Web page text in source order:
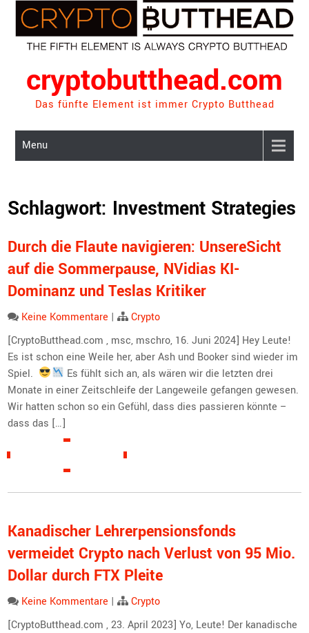
content
cryptobutthead.com
Das fünfte Element ist immer Crypto Butthead
Menu
Schlagwort: Investment Strategies
Durch die Flaute navigieren: UnsereSicht
auf die Sommerpause, NVidias KI-
Dominanz und Teslas Kritiker
Keine Kommentare |
Crypto
[CryptoButthead.com , msc, mschro, 16. Juni 2024] Hey Leute!
Es ist schon eine Weile her, aber Ash und Booker sind wieder im
Spiel.
Es fühlt sich an, als wären wir die letzten drei
Monate in einer Zeitschleife der Langeweile gefangen gewesen.
Wir hatten schon so ein Gefühl, dass dies passieren könnte –
dass das […]
Kanadischer Lehrerpensionsfonds
vermeidet Crypto nach Verlust von 95 Mio.
Dollar durch FTX Pleite
Keine Kommentare |
Crypto
[CryptoButthead.com , 23. April 2023] Yo, Leute! Der kanadische